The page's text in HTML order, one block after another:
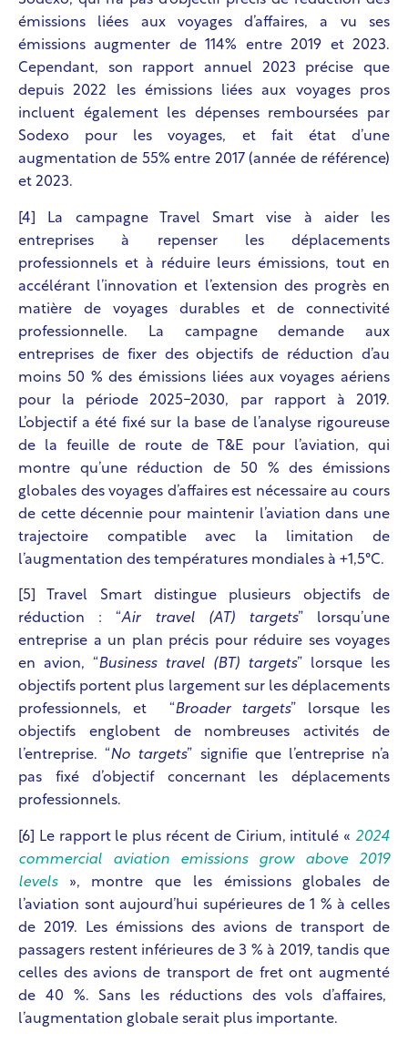
émissions liées aux voyages d’affaires, a vu ses
émissions augmenter de 114% entre 2019 et 2023.
Cependant, son rapport annuel 2023 précise que
depuis 2022 les émissions liées aux voyages pros
incluent également les dépenses remboursées par
Sodexo pour les voyages, et fait état d’une
augmentation de 55% entre 2017 (année de référence)
et 2023.
[4] La campagne Travel Smart vise à aider les
entreprises à repenser les déplacements
professionnels et à réduire leurs émissions, tout en
accélérant l’innovation et l’extension des progrès en
matière de voyages durables et de connectivité
professionnelle. La campagne demande aux
entreprises de fixer des objectifs de réduction d’au
moins 50 % des émissions liées aux voyages aériens
pour la période 2025-2030, par rapport à 2019.
L’objectif a été fixé sur la base de l’analyse rigoureuse
de la feuille de route de T&E pour l’aviation, qui
montre qu’une réduction de 50 % des émissions
globales des voyages d’affaires est nécessaire au cours
de cette décennie pour maintenir l’aviation dans une
trajectoire compatible avec la limitation de
l’augmentation des températures mondiales à +1,5°C.
[5] Travel Smart distingue plusieurs objectifs de
réduction : “Air travel (AT) targets” lorsqu’une
entreprise a un plan précis pour réduire ses voyages
en avion, “Business travel (BT) targets” lorsque les
objectifs portent plus largement sur les déplacements
professionnels, et “Broader targets” lorsque les
objectifs englobent de nombreuses activités de
l’entreprise. “No targets” signifie que l’entreprise n’a
pas fixé d’objectif concernant les déplacements
professionnels.
[6] Le rapport le plus récent de Cirium, intitulé « 2024
commercial aviation emissions grow above 2019
levels », montre que les émissions globales de
l’aviation sont aujourd’hui supérieures de 1 % à celles
de 2019. Les émissions des avions de transport de
passagers restent inférieures de 3 % à 2019, tandis que
celles des avions de transport de fret ont augmenté
de 40 %. Sans les réductions des vols d’affaires,
l’augmentation globale serait plus importante.